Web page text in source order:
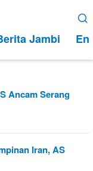
Jambi
Ancam Serang
Iran, AS